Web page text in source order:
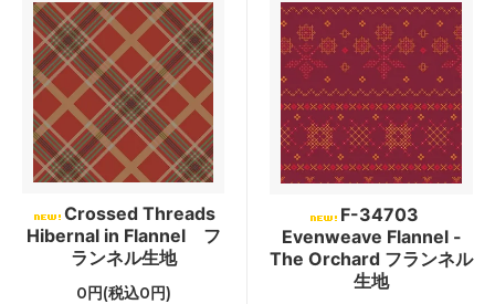
Crossed Threads
Hibernal in Flannel フ
ランネル生地
0円(税込0円)
F-34703
Evenweave Flannel -
The Orchard フランネル
生地